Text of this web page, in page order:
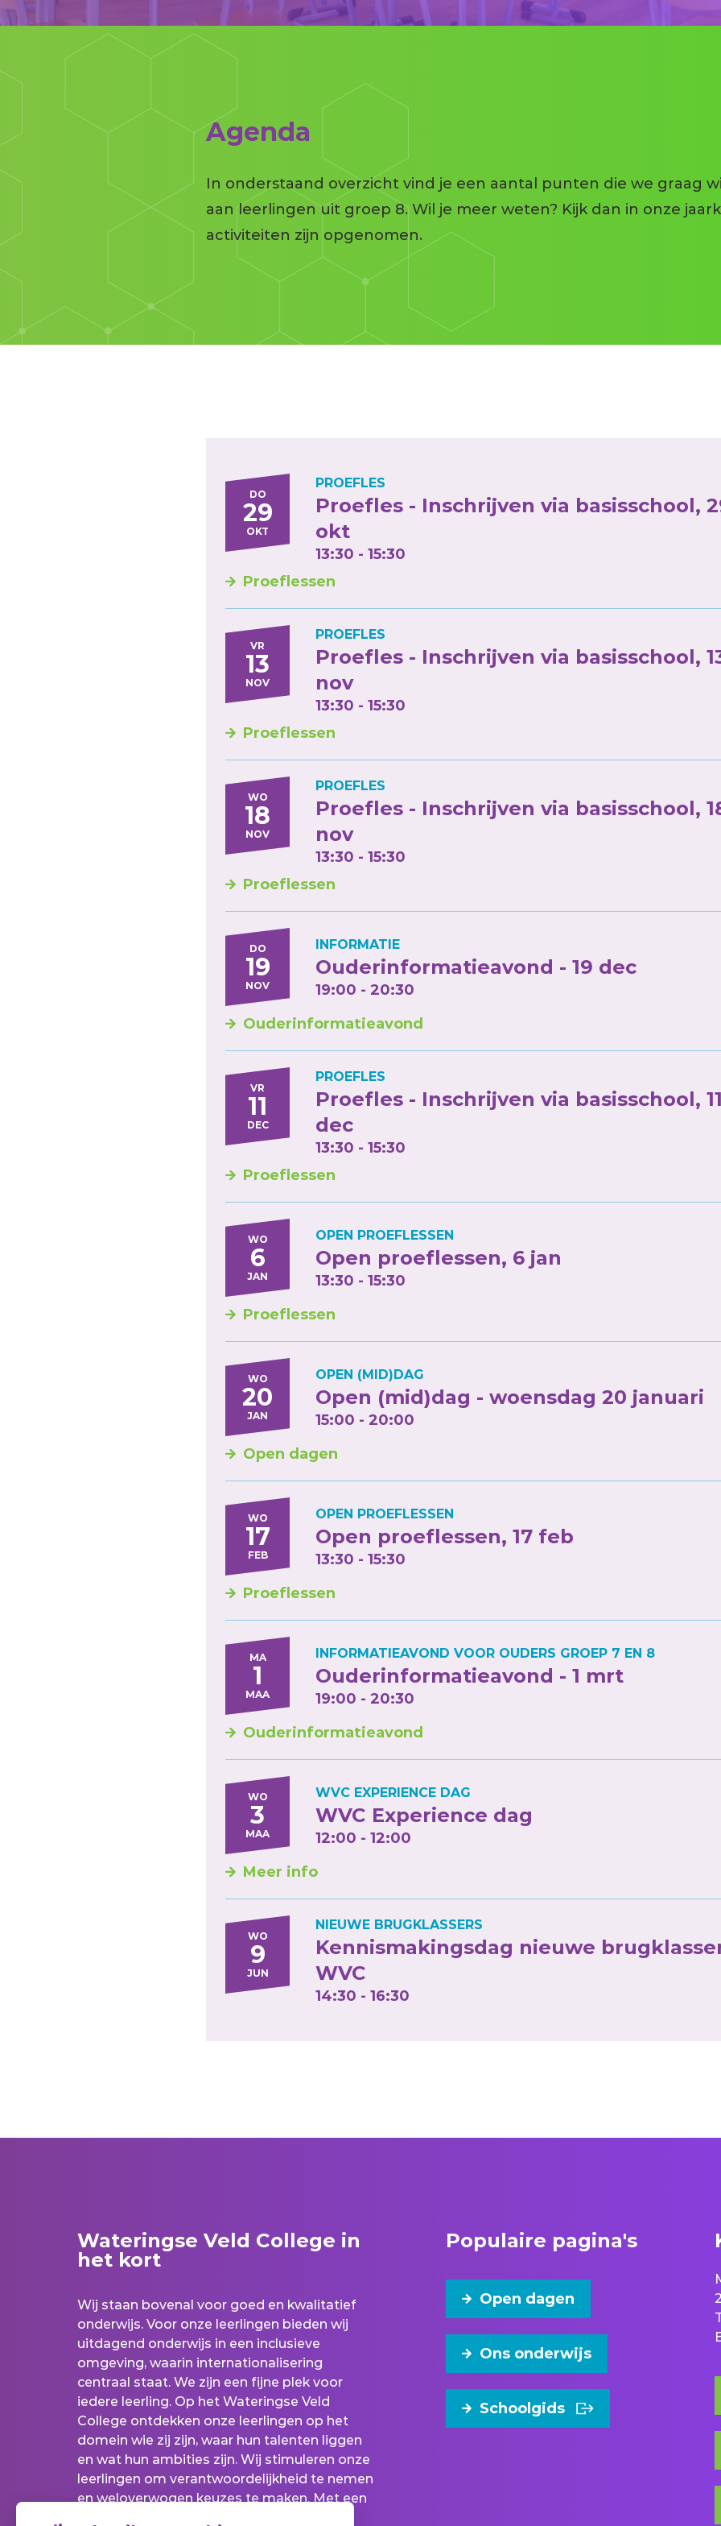
Agenda
In onderstaand overzicht vind je een aantal punten die we graag
aan leerlingen uit groep 8. Wil je meer weten? Kijk dan in onze
activiteiten zijn opgenomen.
DO
29
OKT
PROEFLES
Proefles - Inschrijven via basisschool,
okt
13:30 - 15:30
Proeflessen
VR
13
NOV
PROEFLES
Proefles - Inschrijven via basisschool,
nov
13:30 - 15:30
Proeflessen
WO
18
NOV
PROEFLES
Proefles - Inschrijven via basisschool,
nov
13:30 - 15:30
Proeflessen
DO
19
NOV
INFORMATIE
Ouderinformatieavond - 19 dec
19:00 - 20:30
Ouderinformatieavond
VR
11
DEC
PROEFLES
Proefles - Inschrijven via basisschool,
dec
13:30 - 15:30
Proeflessen
WO
6
JAN
OPEN PROEFLESSEN
Open proeflessen, 6 jan
13:30 - 15:30
Proeflessen
WO
20
JAN
OPEN (MID)DAG
Open (mid)dag - woensdag 20 januari
15:00 - 20:00
Open dagen
WO
17
FEB
OPEN PROEFLESSEN
Open proeflessen, 17 feb
13:30 - 15:30
Proeflessen
MA
1
MAA
INFORMATIEAVOND VOOR OUDERS GROEP 7 EN 8
Ouderinformatieavond - 1 mrt
19:00 - 20:30
Ouderinformatieavond
WO
3
MAA
WVC EXPERIENCE DAG
WVC Experience dag
12:00 - 12:00
Meer info
WO
9
JUN
NIEUWE BRUGKLASSERS
Kennismakingsdag nieuwe
WVC
14:30 - 16:30
Wateringse Veld College in
het kort
Wij staan bovenal voor goed en kwalitatief
onderwijs. Voor onze leerlingen bieden wij
uitdagend onderwijs in een inclusieve
omgeving, waarin internationalisering
centraal staat. We zijn een fijne plek voor
iedere leerling. Op het Wateringse Veld
College ontdekken onze leerlingen op het
domein wie zij zijn, waar hun talenten liggen
en wat hun ambities zijn. Wij stimuleren onze
leerlingen om verantwoordelijkheid te nemen
en weloverwogen keuzes te maken. Met een
Populaire pagina's
Open dagen
Ons onderwijs
Schoolgids